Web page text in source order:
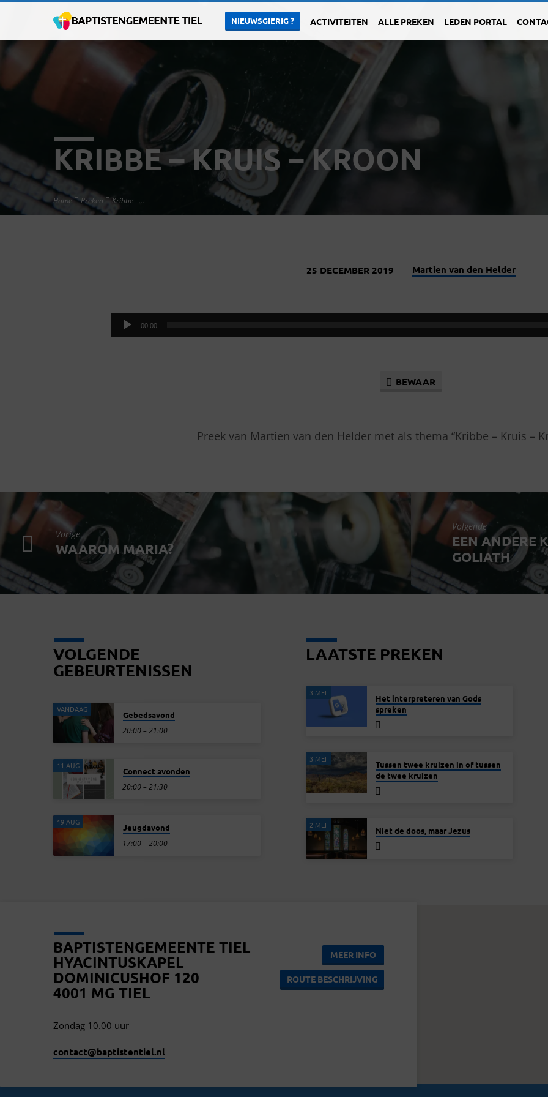
NIEUWSGIERIG ? ACTIVITEITEN ALLE PREKEN LEDEN PORTAL
KRIBBE – KRUIS – KROON
Home Preken Kribbe –…
25 DECEMBER 2019 Martien van den Helder
Audiospeler
00:00
BEWAAR
Preek van Martien van den Helder met als thema “Kribbe – Kruis –
Vorige
WAAROM MARIA?
Volgende
EEN ANDERE
GOLIATH
VOLGENDE
GEBEURTENISSEN
VANDAAG
Gebedsavond
20:00 – 21:00
11 AUG
Connect avonden
20:00 – 21:30
19 AUG
Jeugdavond
17:00 – 20:00
LAATSTE PREKEN
3 MEI
Het interpreteren van Gods
spreken
3 MEI
Tussen twee kruizen in of tussen
de twee kruizen
2 MEI
Niet de doos, maar Jezus
BAPTISTENGEMEENTE TIEL
HYACINTUSKAPEL
DOMINICUSHOF 120
4001 MG TIEL
MEER INFO
ROUTE BESCHRIJVING
Zondag 10.00 uur
contact​@baptistentiel.nl